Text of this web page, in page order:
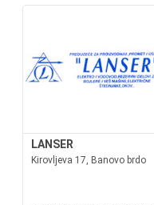
LANSER
Kirovljeva 17, Banovo brdo